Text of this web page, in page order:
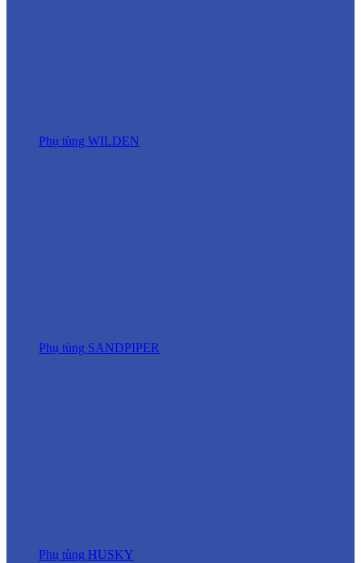
Phụ tùng WILDEN
Phụ tùng SANDPIPER
Phụ tùng HUSKY